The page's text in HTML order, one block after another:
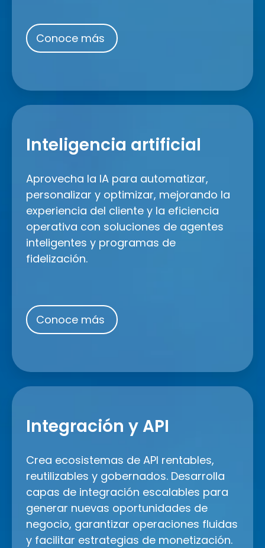
Conoce más
Inteligencia artificial
Aprovecha la IA para automatizar,
personalizar y optimizar, mejorando la
experiencia del cliente y la eficiencia
operativa con soluciones de agentes
inteligentes y programas de
fidelización.
Conoce más
Inteligencia
artificial
Integración y API
Crea ecosistemas de API rentables,
reutilizables y gobernados. Desarrolla
capas de integración escalables para
generar nuevas oportunidades de
negocio, garantizar operaciones fluidas
y facilitar estrategias de monetización.
Integración